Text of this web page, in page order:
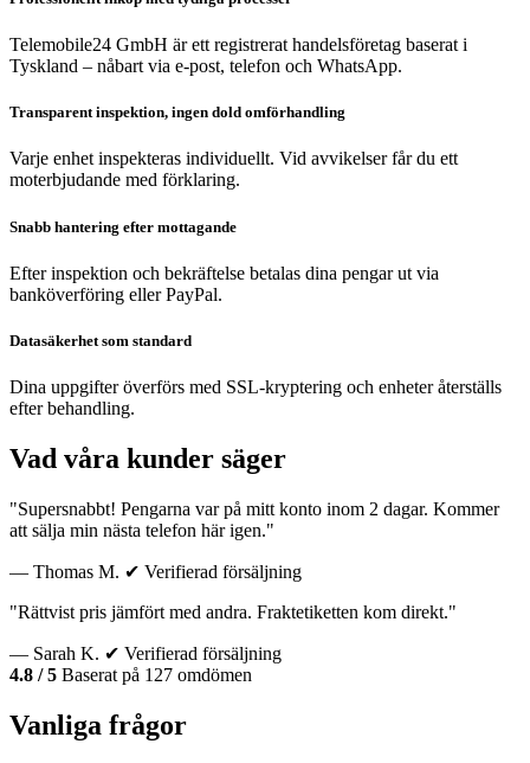
Telemobile24 GmbH är ett registrerat handelsföretag baserat i
Tyskland – nåbart via e-post, telefon och WhatsApp.
Transparent inspektion, ingen dold omförhandling
Varje enhet inspekteras individuellt. Vid avvikelser får du ett
moterbjudande med förklaring.
Snabb hantering efter mottagande
Efter inspektion och bekräftelse betalas dina pengar ut via
banköverföring eller PayPal.
Datasäkerhet som standard
Dina uppgifter överförs med SSL-kryptering och enheter återställs
efter behandling.
Vad våra kunder säger
"Supersnabbt! Pengarna var på mitt konto inom 2 dagar. Kommer
att sälja min nästa telefon här igen."
— Thomas M. ✔ Verifierad försäljning
"Rättvist pris jämfört med andra. Fraktetiketten kom direkt."
— Sarah K. ✔ Verifierad försäljning
4.8 / 5 Baserat på 127 omdömen
Vanliga frågor